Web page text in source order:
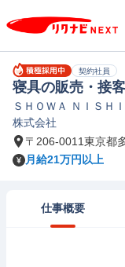
契約社員
寝具の販売・接
ＳＨＯＷＡ ＮＩＳＨ
株式会社
〒206-0011東京都
月給21万円以上
仕事概要